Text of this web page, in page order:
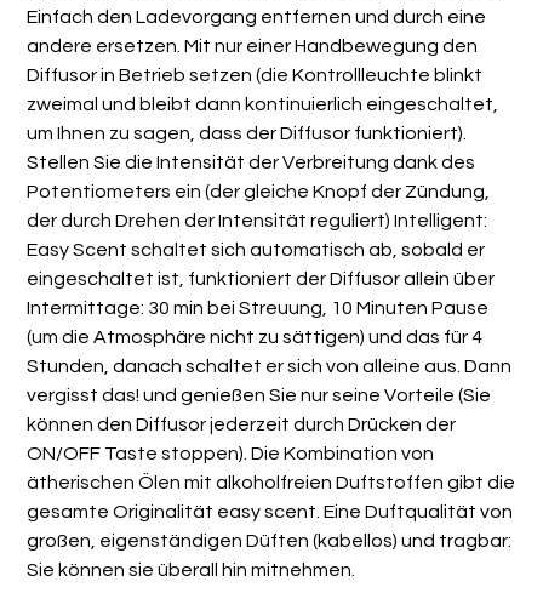
Einfach den Ladevorgang entfernen und durch eine
andere ersetzen. Mit nur einer Handbewegung den
Diffusor in Betrieb setzen (die Kontrollleuchte blinkt
zweimal und bleibt dann kontinuierlich eingeschaltet,
um Ihnen zu sagen, dass der Diffusor funktioniert).
Stellen Sie die Intensität der Verbreitung dank des
Potentiometers ein (der gleiche Knopf der Zündung,
der durch Drehen der Intensität reguliert) Intelligent:
Easy Scent schaltet sich automatisch ab, sobald er
eingeschaltet ist, funktioniert der Diffusor allein über
Intermittage: 30 min bei Streuung, 10 Minuten Pause
(um die Atmosphäre nicht zu sättigen) und das für 4
Stunden, danach schaltet er sich von alleine aus. Dann
vergisst das! und genießen Sie nur seine Vorteile (Sie
können den Diffusor jederzeit durch Drücken der
ON/OFF Taste stoppen). Die Kombination von
ätherischen Ölen mit alkoholfreien Duftstoffen gibt die
gesamte Originalität easy scent. Eine Duftqualität von
großen, eigenständigen Düften (kabellos) und tragbar:
Sie können sie überall hin mitnehmen.